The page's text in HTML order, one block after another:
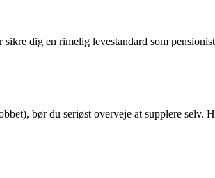
sikre dig en rimelig levestandard som
bør du seriøst overveje at supplere selv.